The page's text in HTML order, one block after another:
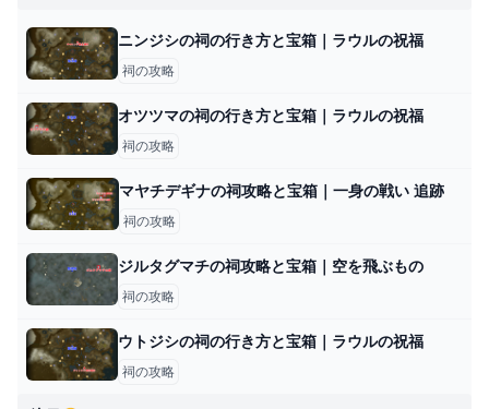
ニンジシの祠の行き方と宝箱｜ラウルの祝福
祠の攻略
オツツマの祠の行き方と宝箱｜ラウルの祝福
祠の攻略
マヤチデギナの祠攻略と宝箱｜一身の戦い 追跡
祠の攻略
ジルタグマチの祠攻略と宝箱｜空を飛ぶもの
祠の攻略
ウトジシの祠の行き方と宝箱｜ラウルの祝福
祠の攻略